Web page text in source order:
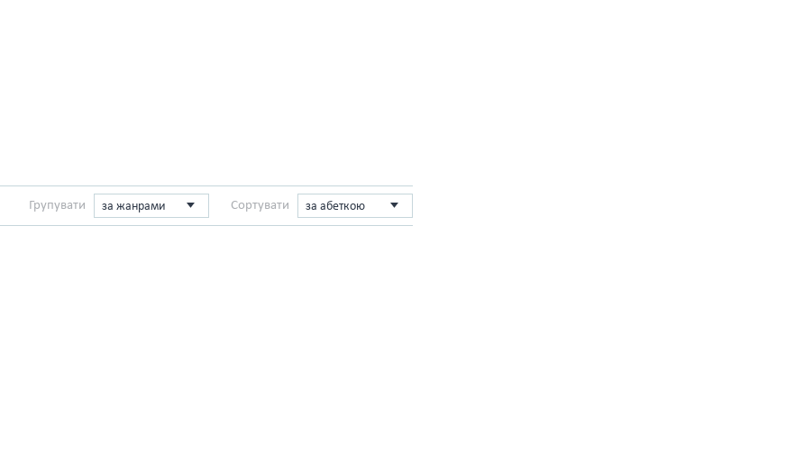
Сортувати за абеткою
Групувати за жанрами